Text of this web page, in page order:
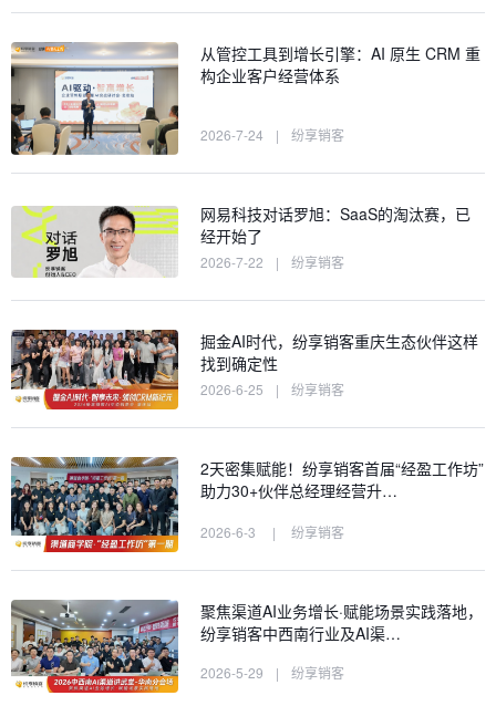
从管控工具到增长引擎：AI 原生 CRM 重
构企业客户经营体系
2026-7-24 | 纷享销客
网易科技对话罗旭：SaaS的淘汰赛，已
经开始了
2026-7-22 | 纷享销客
掘金AI时代，纷享销客重庆生态伙伴这样
找到确定性
2026-6-25 | 纷享销客
2天密集赋能！纷享销客首届“经盈工作坊”
助力30+伙伴总经理经营升…
2026-6-3 | 纷享销客
聚焦渠道AI业务增长·赋能场景实践落地，
纷享销客中西南行业及AI渠…
2026-5-29 | 纷享销客